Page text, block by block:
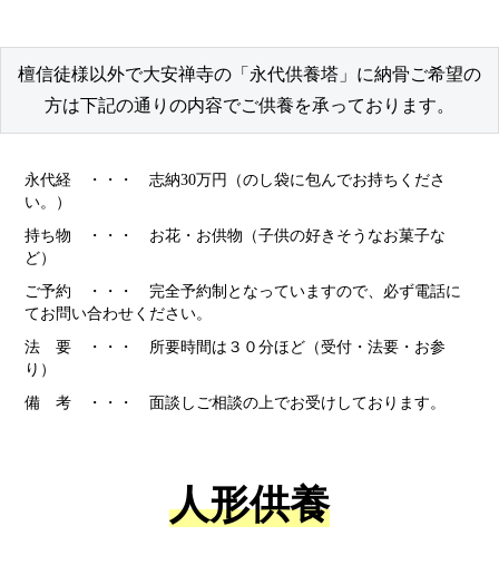
檀信徒様以外で大安禅寺の「永代供養塔」に納骨ご希望の
方は下記の通りの内容でご供養を承っております。
永代経 ・・・ 志納30万円（のし袋に包んでお持ちくださ
い。）
持ち物 ・・・ お花・お供物（子供の好きそうなお菓子な
ど）
ご予約 ・・・ 完全予約制となっていますので、必ず電話に
てお問い合わせください。
法 要 ・・・ 所要時間は３０分ほど（受付・法要・お参
り）
備 考 ・・・ 面談しご相談の上でお受けしております。
人形供養